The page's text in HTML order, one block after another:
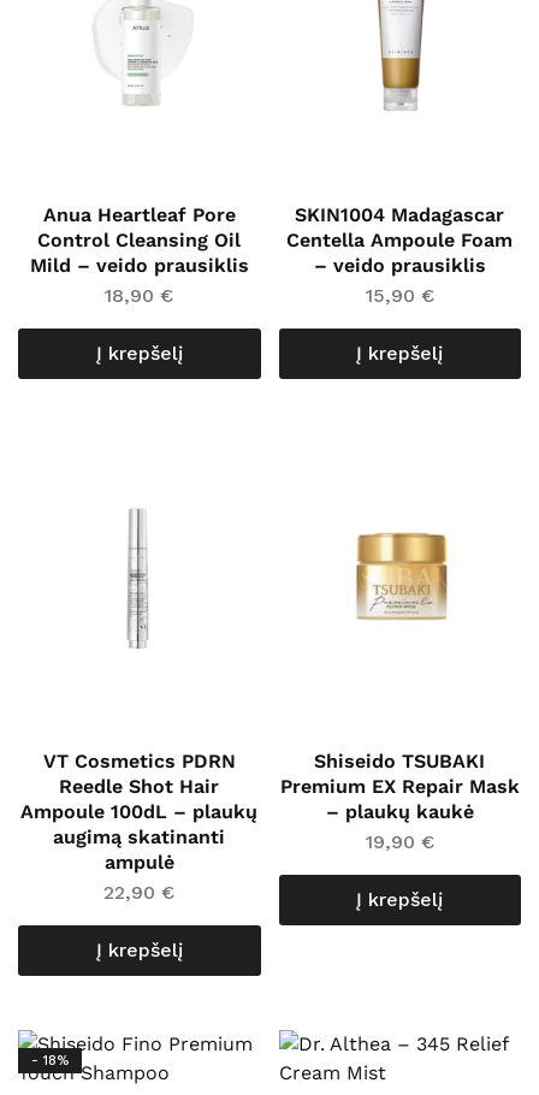
Anua Heartleaf Pore
Control Cleansing Oil
Mild – veido prausiklis
18,90€
Į krepšelį
SKIN1004 Madagascar
Centella Ampoule Foam
– veido prausiklis
15,90 €
Į krepšelį
VT Cosmetics PDRN
Reedle Shot Hair
Ampoule 100dL – plaukų
augimą skatinanti
ampulė
22,90€
Į krepšelį
Shiseido TSUBAKI
Premium EX Repair Mask
– plaukų kaukė
19,90 €
Į krepšelį
- 18%